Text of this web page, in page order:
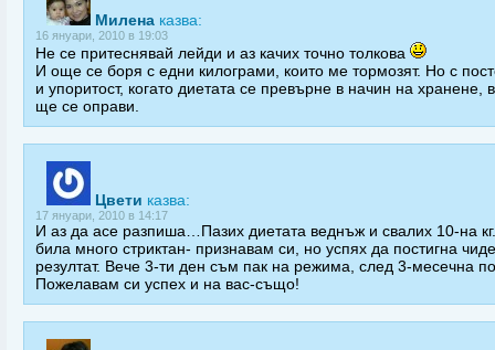
Милена казва:
16 януари, 2010 в 19:03
Не се притеснявай лейди и аз качих точно толкова
И още се боря с едни килограми, които ме тормозят. Но с
и упоритост, когато диетата се превърне в начин на хранене,
ще се оправи.
Цвети казва:
17 януари, 2010 в 14:17
И аз да асе разпиша…Пазих диетата веднъж и свалих 10-на
била много стриктан- признавам си, но успях да постигна
резултат. Вече 3-ти ден съм пак на режима, след 3-месечна
Пожелавам си успех и на вас-също!